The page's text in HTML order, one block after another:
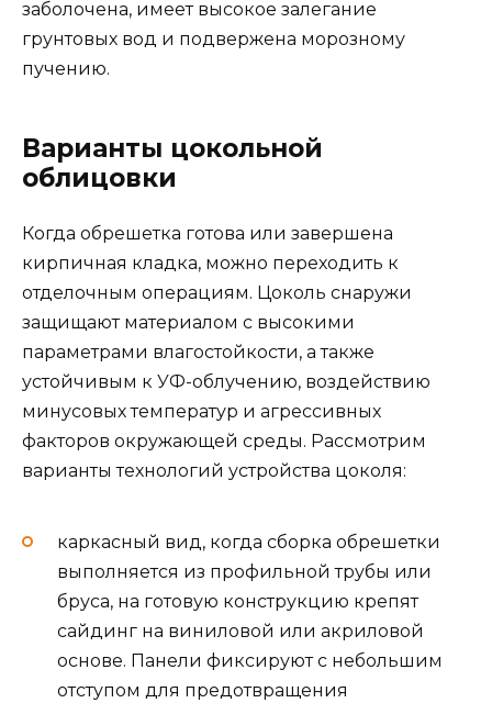
заболочена, имеет высокое залегание
грунтовых вод и подвержена морозному
пучению.
Варианты цокольной
облицовки
Когда обрешетка готова или завершена
кирпичная кладка, можно переходить к
отделочным операциям. Цоколь снаружи
защищают материалом с высокими
параметрами влагостойкости, а также
устойчивым к УФ-облучению, воздействию
минусовых температур и агрессивных
факторов окружающей среды. Рассмотрим
варианты технологий устройства цоколя:
каркасный вид, когда сборка обрешетки
выполняется из профильной трубы или
бруса, на готовую конструкцию крепят
сайдинг на виниловой или акриловой
основе. Панели фиксируют с небольшим
отступом для предотвращения